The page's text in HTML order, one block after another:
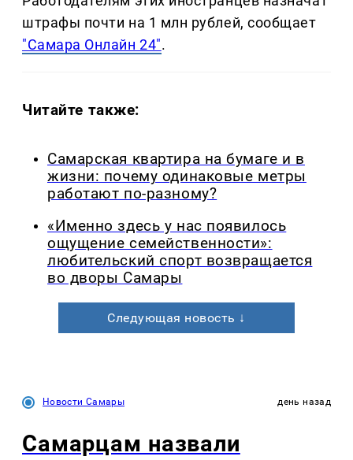
штрафы почти на 1 млн рублей, сообщает
"Самара Онлайн 24".
Читайте также:
Самарская квартира на бумаге и в
жизни: почему одинаковые метры
работают по-разному?
«Именно здесь у нас появилось
ощущение семейственности»:
любительский спорт возвращается
во дворы Самары
Следующая новость ↓
Новости Самары день назад
Самарцам назвали